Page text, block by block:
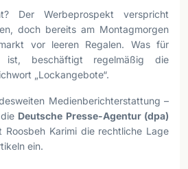
Der Werbeprospekt verspricht
doch bereits am Montagmorgen
vor leeren Regalen. Was für
ist, beschäftigt regelmäßig die
„Lockangebote“.
Medienberichterstattung –
Deutsche Presse-Agentur (dpa)
Roosbeh Karimi die rechtliche Lage
ein.